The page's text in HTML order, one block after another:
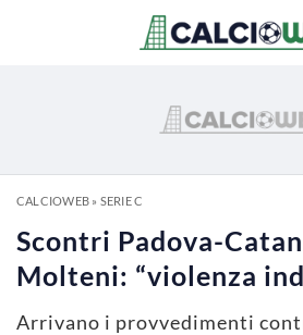
CALCIOWEB» SERIE C
Scontri Padova-
Molteni: “violenza
Arrivano i provvedimenti